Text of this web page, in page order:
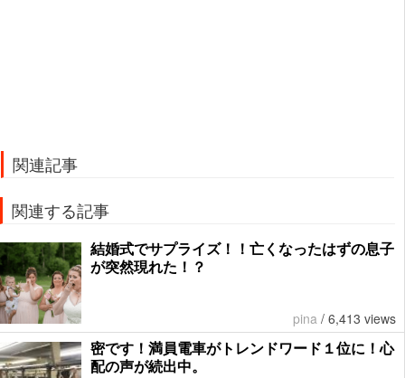
関連記事
関連する記事
結婚式でサプライズ！！亡くなったはずの息子
が突然現れた！？
pina / 6,413 views
密です！満員電車がトレンドワード１位に！心
配の声が続出中。